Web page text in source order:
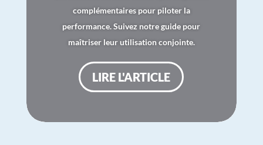
complémentaires pour piloter la
performance. Suivez notre guide pour
maîtriser leur utilisation conjointe.
LIRE L'ARTICLE